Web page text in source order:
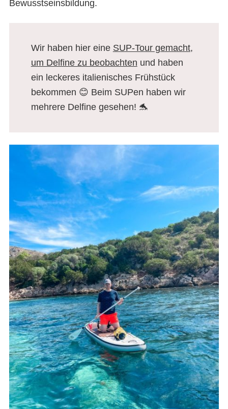
Bewusstseinsbildung.
Wir haben hier eine SUP-Tour gemacht,
um Delfine zu beobachten und haben
ein leckeres italienisches Frühstück
bekommen 😊 Beim SUPen haben wir
mehrere Delfine gesehen! 🐬